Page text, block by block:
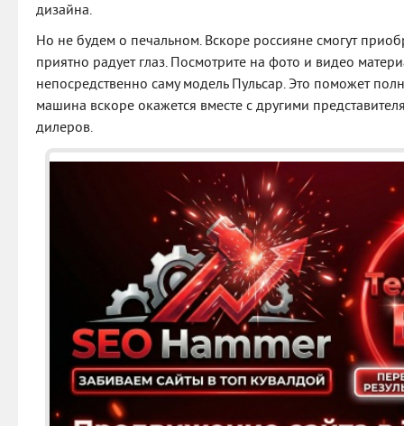
дизайна.
Но не будем о печальном. Вскоре россияне смогут
приятно радует глаз. Посмотрите на фото и видео
непосредственно саму модель Пульсар. Это поможет
машина вскоре окажется вместе с другими
дилеров.